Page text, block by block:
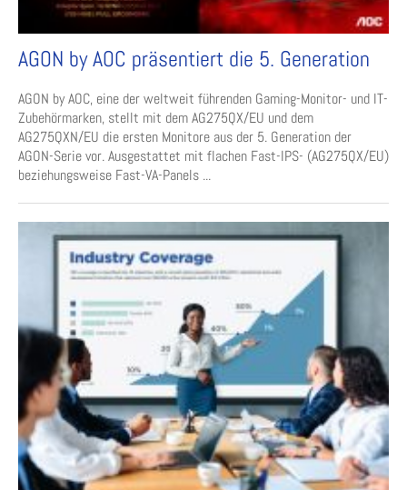
AGON by AOC präsentiert die 5. Generation
AGON by AOC, eine der weltweit führenden Gaming-Monitor- und IT-
Zubehörmarken, stellt mit dem AG275QX/EU und dem
AG275QXN/EU die ersten Monitore aus der 5. Generation der
AGON-Serie vor. Ausgestattet mit flachen Fast-IPS- (AG275QX/EU)
beziehungsweise Fast-VA-Panels ...